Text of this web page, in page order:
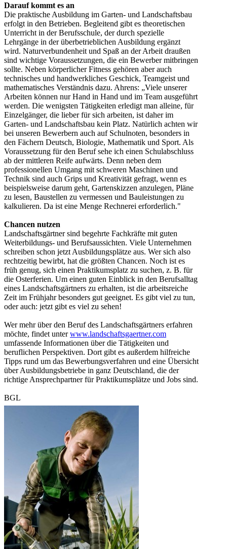
Darauf kommt es an
Die praktische Ausbildung im Garten- und Landschaftsbau
erfolgt in den Betrieben. Begleitend gibt es theoretischen
Unterricht in der Berufsschule, der durch spezielle
Lehrgänge in der überbetrieblichen Ausbildung ergänzt
wird. Naturverbundenheit und Spaß an der Arbeit draußen
sind wichtige Voraussetzungen, die ein Bewerber mitbringen
sollte. Neben körperlicher Fitness gehören aber auch
technisches und handwerkliches Geschick, Teamgeist und
mathematisches Verständnis dazu. Ahrens: „Viele unserer
Arbeiten können nur Hand in Hand und im Team ausgeführt
werden. Die wenigsten Tätigkeiten erledigt man alleine, für
Einzelgänger, die lieber für sich arbeiten, ist daher im
Garten- und Landschaftsbau kein Platz. Natürlich achten wir
bei unseren Bewerbern auch auf Schulnoten, besonders in
den Fächern Deutsch, Biologie, Mathematik und Sport. Als
Voraussetzung für den Beruf sehe ich einen Schulabschluss
ab der mittleren Reife aufwärts. Denn neben dem
professionellen Umgang mit schweren Maschinen und
Technik sind auch Grips und Kreativität gefragt, wenn es
beispielsweise darum geht, Gartenskizzen anzulegen, Pläne
zu lesen, Baustellen zu vermessen und Bauleistungen zu
kalkulieren. Da ist eine Menge Rechnerei erforderlich."
Chancen nutzen
Landschaftsgärtner sind begehrte Fachkräfte mit guten
Weiterbildungs- und Berufsaussichten. Viele Unternehmen
schreiben schon jetzt Ausbildungsplätze aus. Wer sich also
rechtzeitig bewirbt, hat die größten Chancen. Noch ist es
früh genug, sich einen Praktikumsplatz zu suchen, z. B. für
die Osterferien. Um einen guten Einblick in den Berufsalltag
eines Landschaftsgärtners zu erhalten, ist die arbeitsreiche
Zeit im Frühjahr besonders gut geeignet. Es gibt viel zu tun,
oder auch: jetzt gibt es viel zu sehen!
Wer mehr über den Beruf des Landschaftsgärtners erfahren
möchte, findet unterwww.landschaftsgaertner.com
umfassende Informationen über die Tätigkeiten und
beruflichen Perspektiven. Dort gibt es außerdem hilfreiche
Tipps rund um das Bewerbungsverfahren und eine Übersicht
über Ausbildungsbetriebe in ganz Deutschland, die der
richtige Ansprechpartner für Praktikumsplätze und Jobs sind.
BGL